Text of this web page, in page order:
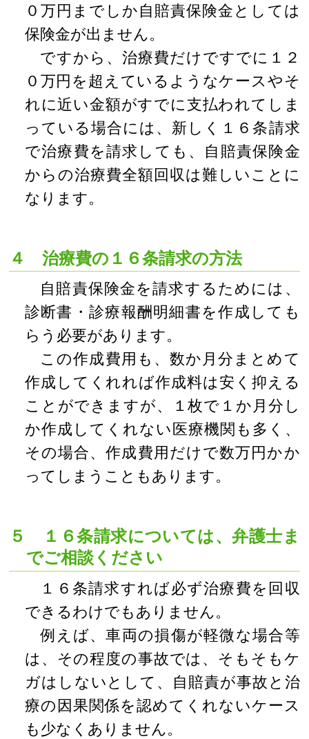
０万円までしか自賠責保険金としては
保険金が出ません。
ですから、治療費だけですでに１２
０万円を超えているようなケースやそ
れに近い金額がすでに支払われてしま
っている場合には、新しく１６条請求
で治療費を請求しても、自賠責保険金
からの治療費全額回収は難しいことに
なります。
４ 治療費の１６条請求の方法
自賠責保険金を請求するためには、
診断書・診療報酬明細書を作成しても
らう必要があります。
この作成費用も、数か月分まとめて
作成してくれれば作成料は安く抑える
ことができますが、１枚で１か月分し
か作成してくれない医療機関も多く、
その場合、作成費用だけで数万円かか
ってしまうこともあります。
５ １６条請求については、弁護士ま
でご相談ください
１６条請求すれば必ず治療費を回収
できるわけでもありません。
例えば、車両の損傷が軽微な場合等
は、その程度の事故では、そもそもケ
ガはしないとして、自賠責が事故と治
療の因果関係を認めてくれないケース
も少なくありません。